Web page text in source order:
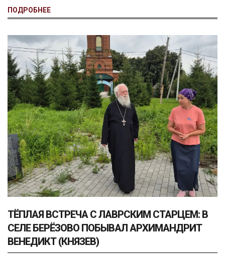
ПОДРОБНЕЕ
ТЁПЛАЯ ВСТРЕЧА С ЛАВРСКИМ СТАРЦЕМ: В
СЕЛЕ БЕРЁЗОВО ПОБЫВАЛ АРХИМАНДРИТ
ВЕНЕДИКТ (КНЯЗЕВ)